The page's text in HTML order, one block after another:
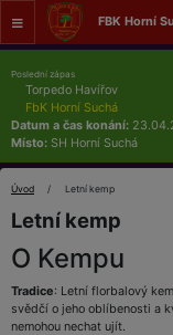
FBK Horní
Poslední zápas
Torpedo Havířov
FbK Horní Suchá
Datum a čas konání:
Místo: SH Horní Suchá
Úvod Letní kemp
Letní kemp
O Kempu
Tradice: Letní florbalový
svědčí o jeho oblíbenosti a
nemohou nechat ujít.